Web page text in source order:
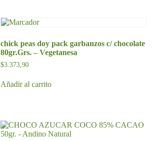
chick peas doy pack garbanzos c/ chocolate
80gr.Grs. – Vegetanesa
$3.373,90
Añadir al carrito